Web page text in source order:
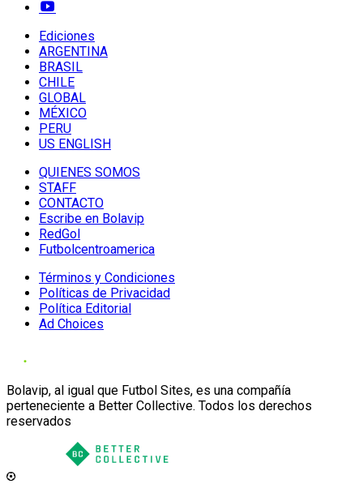
Ediciones
ARGENTINA
BRASIL
CHILE
GLOBAL
MÉXICO
PERU
US ENGLISH
QUIENES SOMOS
STAFF
CONTACTO
Escribe en Bolavip
RedGol
Futbolcentroamerica
Términos y Condiciones
Políticas de Privacidad
Política Editorial
Ad Choices
Bolavip, al igual que Futbol Sites, es una compañía
perteneciente a Better Collective. Todos los derechos
reservados